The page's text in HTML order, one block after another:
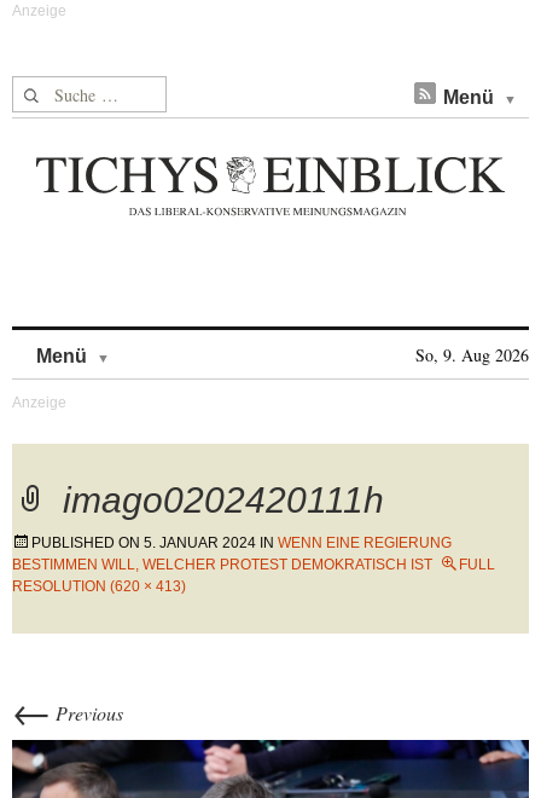
Suche nach: Menü
Menü So, 9. Aug 2026
imago0202420111h
PUBLISHED ON 5. JANUAR 2024 IN WENN EINE REGIERUNG
BESTIMMEN WILL, WELCHER PROTEST DEMOKRATISCH IST
FULL
RESOLUTION (620 × 413)
← Previous